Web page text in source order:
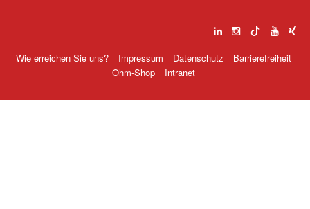
Wie erreichen Sie uns? Impressum Datenschutz
Barrierefreiheit
Ohm-Shop
Intranet